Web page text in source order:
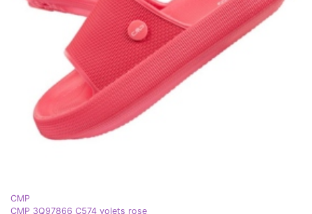
CMP
CMP 3Q97866 C574 volets rose